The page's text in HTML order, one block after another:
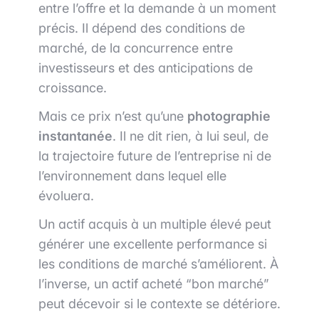
entre l’offre et la demande à un moment
précis. Il dépend des conditions de
marché, de la concurrence entre
investisseurs et des anticipations de
croissance.
Mais ce prix n’est qu’une photographie
instantanée. Il ne dit rien, à lui seul, de
la trajectoire future de l’entreprise ni de
l’environnement dans lequel elle
évoluera.
Un actif acquis à un multiple élevé peut
générer une excellente performance si
les conditions de marché s’améliorent. À
l’inverse, un actif acheté “bon marché”
peut décevoir si le contexte se détériore.